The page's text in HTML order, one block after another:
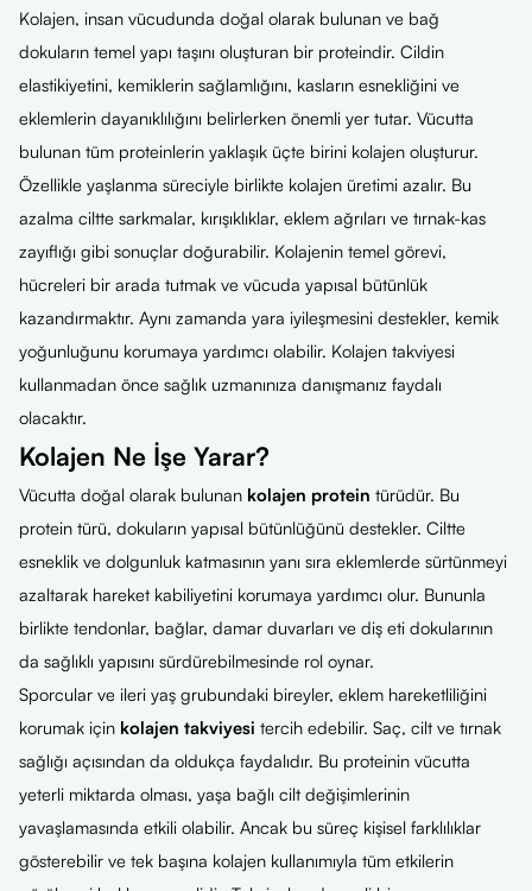
Kolajen, insan vücudunda doğal olarak bulunan ve bağ
dokuların temel yapı taşını oluşturan bir proteindir. Cildin
elastikiyetini, kemiklerin sağlamlığını, kasların esnekliğini ve
eklemlerin dayanıklılığını belirlerken önemli yer tutar. Vücutta
bulunan tüm proteinlerin yaklaşık üçte birini kolajen oluşturur.
Özellikle yaşlanma süreciyle birlikte kolajen üretimi azalır. Bu
azalma ciltte sarkmalar, kırışıklıklar, eklem ağrıları ve tırnak-kas
zayıflığı gibi sonuçlar doğurabilir. Kolajenin temel görevi,
hücreleri bir arada tutmak ve vücuda yapısal bütünlük
kazandırmaktır. Aynı zamanda yara iyileşmesini destekler, kemik
yoğunluğunu korumaya yardımcı olabilir. Kolajen takviyesi
kullanmadan önce sağlık uzmanınıza danışmanız faydalı
olacaktır.
Kolajen Ne İşe Yarar?
Vücutta doğal olarak bulunan kolajen protein türüdür. Bu
protein türü, dokuların yapısal bütünlüğünü destekler. Ciltte
esneklik ve dolgunluk katmasının yanı sıra eklemlerde sürtünmeyi
azaltarak hareket kabiliyetini korumaya yardımcı olur. Bununla
birlikte tendonlar, bağlar, damar duvarları ve diş eti dokularının
da sağlıklı yapısını sürdürebilmesinde rol oynar.
Sporcular ve ileri yaş grubundaki bireyler, eklem hareketliliğini
korumak için kolajen takviyesi tercih edebilir. Saç, cilt ve tırnak
sağlığı açısından da oldukça faydalıdır. Bu proteinin vücutta
yeterli miktarda olması, yaşa bağlı cilt değişimlerinin
yavaşlamasında etkili olabilir. Ancak bu süreç kişisel farklılıklar
gösterebilir ve tek başına kolajen kullanımıyla tüm etkilerin